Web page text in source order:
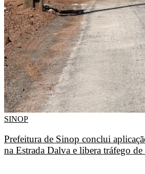
SINOP
Prefeitura de Sinop conclui
na Estrada Dalva e libera tráfego